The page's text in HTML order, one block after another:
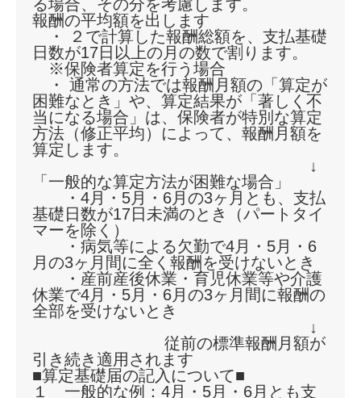
る場合、その分を考慮します。
報酬の平均額を出します
・ ２で計算した報酬総額を、支払基礎
日数が17日以上の月の数で割ります。
※保険者算定を行う場合
・ 通常の方法では報酬月額の「算定が
困難なとき」や、算定結果が「著しく不
当になる場合」は、保険者が特別な算定
方法（修正平均）によって、報酬月額を
算定します。
↓
「一般的な算定方法が困難な場合」
・4月・5月・6月の3ヶ月とも、支払
基礎日数が17日未満のとき（パートタイ
マーを除く）
・病気等による欠勤で4月・5月・6
月の3ヶ月間に全く報酬を受けないとき
・産前産後休業・育児休業等や介護
休業で4月・5月・6月の3ヶ月間に報酬の
全部を受けないとき
↓
従前の標準報酬月額が
引き続き適用されます
■算定基礎届の記入について■
１ 一般的な例：4月・5月・6月とも支